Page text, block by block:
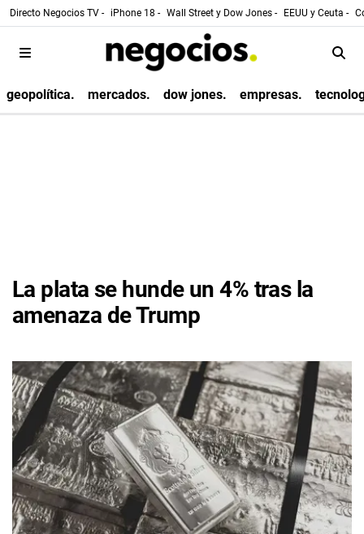
Directo Negocios TV - iPhone 18 - Wall Street y Dow Jones - EEUU y Ceuta -
geopolítica. mercados. dow jones. empresas.
La plata se hunde un 4% tras la
amenaza de Trump